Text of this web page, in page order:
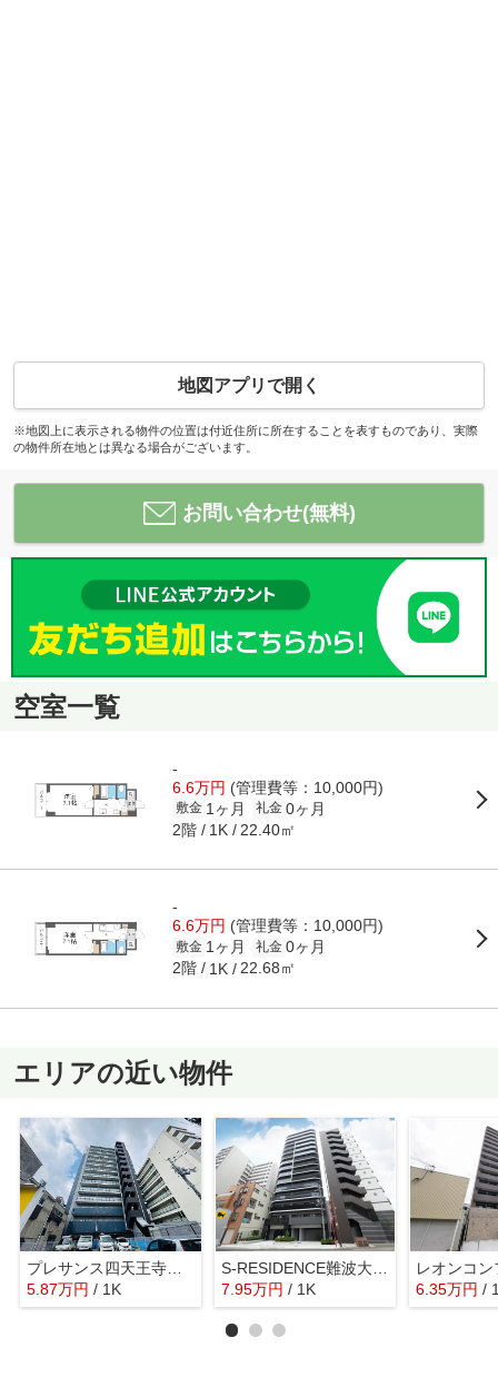
地図アプリで開く
※地図上に表示される物件の位置は付近住所に所在することを表すものであり、実際
の物件所在地とは異なる場合がございます。
お問い合わせ(無料)
空室一覧
-
6.6万円 (管理費等：10,000円)
敷金 1ヶ月 礼金 0ヶ月
2階 1K 22.40㎡
-
6.6万円 (管理費等：10,000円)
敷金 1ヶ月 礼金 0ヶ月
2階 1K 22.68㎡
エリアの近い物件
プレサンス四天王寺前夕陽ケ丘ヴィリード
5.87万円 / 1K
S-RESIDENCE難波大国町Deux
7.95万円 / 1K 6.35万円 /